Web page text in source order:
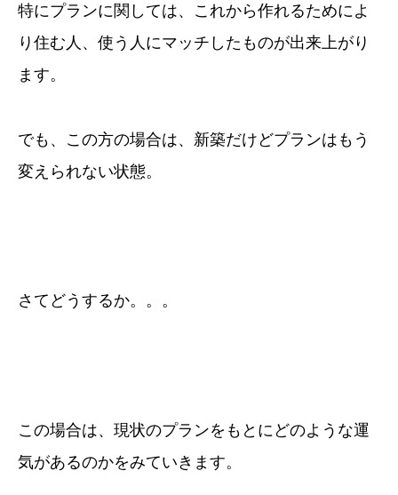
特にプランに関しては、これから作れるためによ
り住む人、使う人にマッチしたものが出来上がり
ます。
でも、この方の場合は、新築だけどプランはもう
変えられない状態。
さてどうするか。。。
この場合は、現状のプランをもとにどのような運
気があるのかをみていきます。